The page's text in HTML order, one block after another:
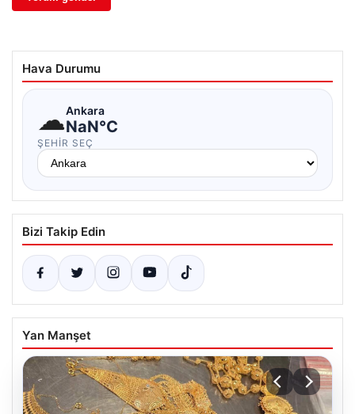
Hava Durumu
☁Ankara
NaN°C
ŞEHIR SEÇ
Bizi Takip Edin
Yan Manşet